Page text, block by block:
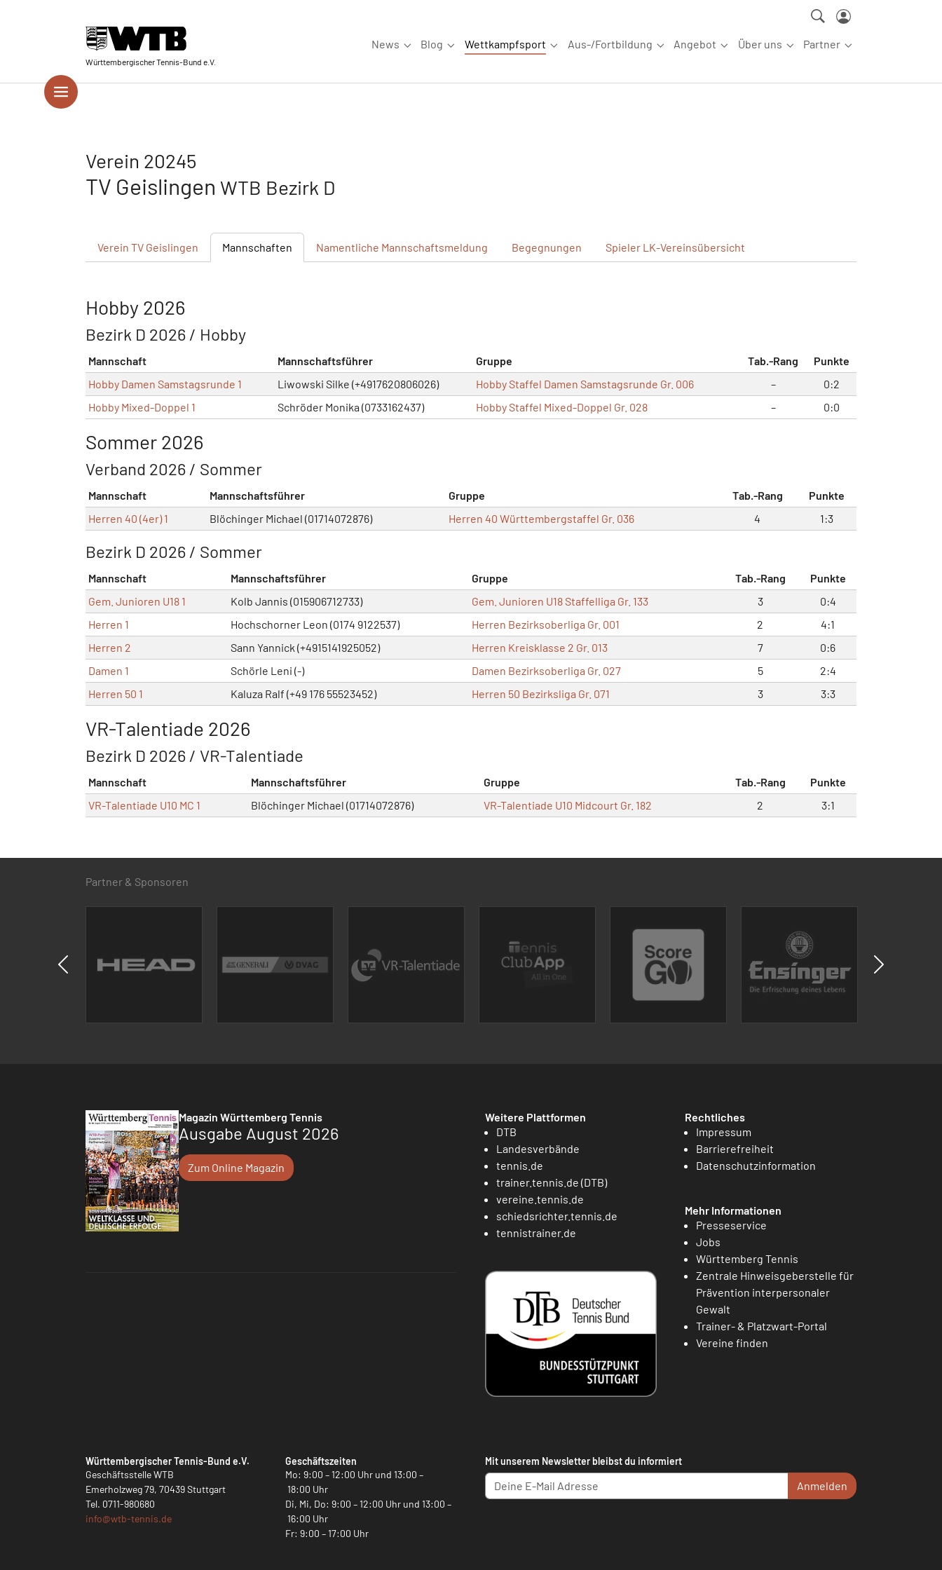
Württembergischer Tennis-Bund e.V.
News
Submenu for "News"
Blog
Submenu for "Blog"
Wettkampfsport
Submenu for "Wettkampfsport"
Aus-/Fortbildung
Submenu for "Aus-/Fortbildung"
Angebot
Submenu for "Angebot"
Über uns
Submenu for "Über uns"
Partner
Submenu for
Verein 20245
TV Geislingen WTB Bezirk D
Verein TV Geislingen Mannschaften Namentliche Mannschaftsmeldung Begegnungen Spieler LK-Vereinsübersicht
Hobby 2026
Bezirk D 2026 / Hobby
Mannschaft Mannschaftsführer Gruppe Tab.-Rang
Punkte
Hobby Damen Samstagsrunde 1
Liwowski Silke (+4917620806026) Hobby Staffel Damen Samstagsrunde Gr. 006 –
0:2
Hobby Mixed-Doppel 1
Schröder Monika (0733162437) Hobby Staffel Mixed-Doppel Gr. 028 – 0:0
Sommer 2026
Verband 2026 / Sommer
Mannschaft Mannschaftsführer Gruppe Tab.-Rang
Punkte
Herren 40 (4er) 1
Blöchinger Michael (01714072876) Herren 40 Württembergstaffel Gr. 036 4 1:3
Bezirk D 2026 / Sommer
Mannschaft Mannschaftsführer Gruppe Tab.-Rang
Punkte
Gem. Junioren U18 1
Kolb Jannis (015906712733) Gem. Junioren U18 Staffelliga Gr. 133 3
0:4
Herren 1
Hochschorner Leon (0174 9122537) Herren Bezirksoberliga Gr. 001 2
4:1
Herren 2
Sann Yannick (+4915141925052) Herren Kreisklasse 2 Gr. 013 7
0:6
Damen 1
Schörle Leni (-) Damen Bezirksoberliga Gr. 027 5
2:4
Herren 50 1
Kaluza Ralf (+49 176 55523452) Herren 50 Bezirksliga Gr. 071 3 3:3
VR-Talentiade 2026
Bezirk D 2026 / VR-Talentiade
Mannschaft Mannschaftsführer Gruppe Tab.-Rang
Punkte
VR-Talentiade U10 MC 1
Blöchinger Michael (01714072876) VR-Talentiade U10 Midcourt Gr. 182 2 3:1
Partner & Sponsoren
Magazin Württemberg Tennis
Ausgabe August 2026
Zum Online Magazin
Weitere Plattformen
DTB
Landesverbände
tennis.de
trainer.tennis.de (DTB)
vereine.tennis.de
schiedsrichter.tennis.de
tennistrainer.de
Rechtliches
Impressum
Barrierefreiheit
Datenschutzinformation
Mehr Informationen
Presseservice
Jobs
Württemberg Tennis
Zentrale Hinweisgeberstelle für
Prävention interpersonaler
Gewalt
Trainer- & Platzwart-Portal
Vereine finden
Württembergischer Tennis-Bund e.V.
Geschäftsstelle WTB
Emerholzweg 79, 70439 Stuttgart
Tel. 0711-980680
info@wtb-tennis.de
Geschäftszeiten
Mo: 9:00 – 12:00 Uhr und 13:00 –
18:00 Uhr
Di, Mi, Do: 9:00 – 12:00 Uhr und 13:00 –
16:00 Uhr
Fr: 9:00 – 17:00 Uhr
Mit unserem Newsletter bleibst du informiert
Anmelden